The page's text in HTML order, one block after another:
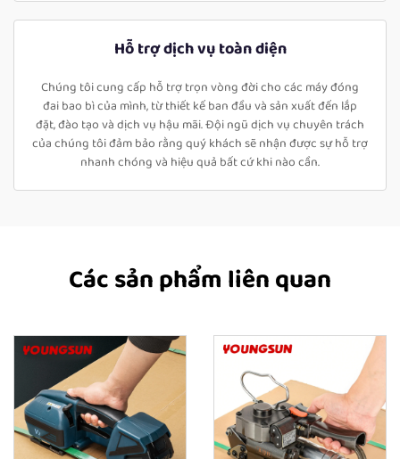
Hỗ trợ dịch vụ toàn diện
Chúng tôi cung cấp hỗ trợ trọn vòng đời cho các máy đóng
đai bao bì của mình, từ thiết kế ban đầu và sản xuất đến lắp
đặt, đào tạo và dịch vụ hậu mãi. Đội ngũ dịch vụ chuyên trách
của chúng tôi đảm bảo rằng quý khách sẽ nhận được sự hỗ trợ
nhanh chóng và hiệu quả bất cứ khi nào cần.
Các sản phẩm liên quan